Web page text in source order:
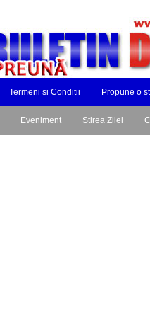
Termeni si Conditii Propune o
Eveniment Stirea Zilei